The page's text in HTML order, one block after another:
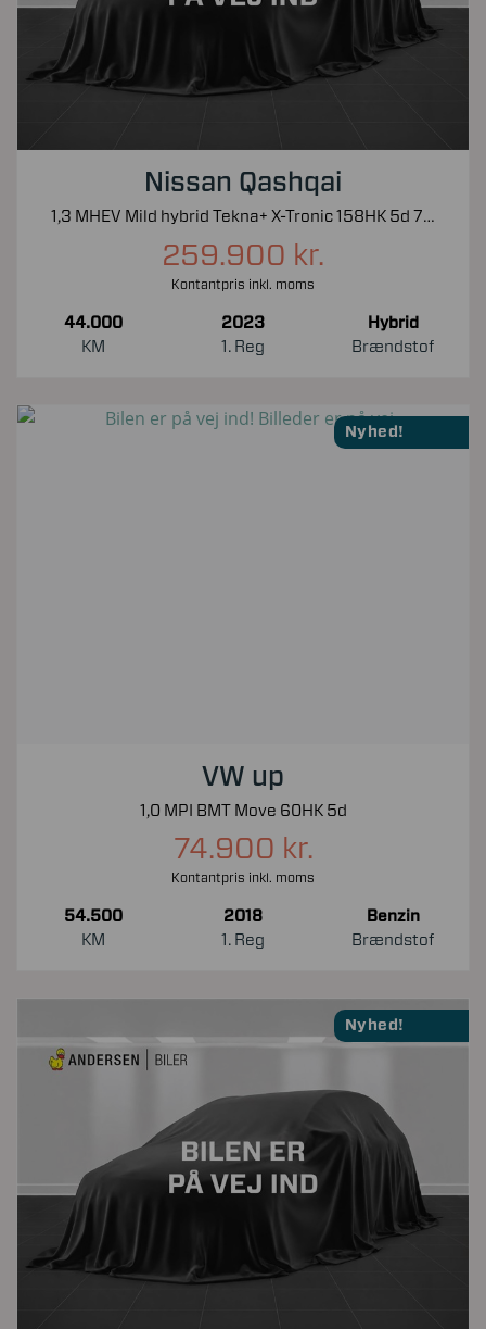
Nissan Qashqai
1,3 MHEV Mild hybrid Tekna+ X-Tronic 158HK 5d 7g Aut.
259.900 kr.
Kontantpris inkl. moms
44.000
KM
2023
1. Reg
Hybrid
Brændstof
Nyhed!
VW up
1,0 MPI BMT Move 60HK 5d
74.900 kr.
Kontantpris inkl. moms
54.500
KM
2018
1. Reg
Benzin
Brændstof
Nyhed!